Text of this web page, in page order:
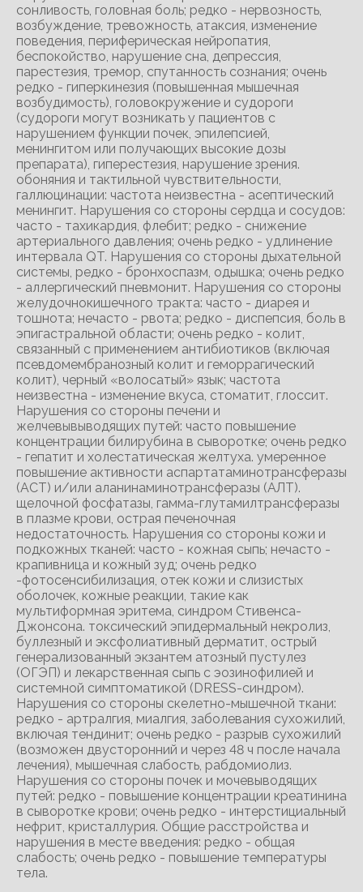
сонливость, головная боль; редко - нервозность,
возбуждение, тревожность, атаксия, изменение
поведения, периферическая нейропатия,
беспокойство, нарушение сна, депрессия,
парестезия, тремор, спутанность сознания; очень
редко - гиперкинезия (повышенная мышечная
возбудимость), головокружение и судороги
(судороги могут возникать у пациентов с
нарушением функции почек, эпилепсией,
менингитом или получающих высокие дозы
препарата), гиперестезия, нарушение зрения.
обоняния и тактильной чувствительности,
галлюцинации: частота неизвестна - асептический
менингит. Нарушения со стороны сердца и сосудов:
часто - тахикардия, флебит; редко - снижение
артериального давления; очень редко - удлинение
интервала QT. Нарушения со стороны дыхательной
системы, редко - бронхоспазм, одышка; очень редко
- аллергический пневмонит. Нарушения со стороны
желудочнокишечного тракта: часто - диарея и
тошнота; нечасто - рвота; редко - диспепсия, боль в
эпигастральной области; очень редко - колит,
связанный с применением антибиотиков (включая
псевдомембранозный колит и геморрагический
колит), черный «волосатый» язык; частота
неизвестна - изменение вкуса, стоматит, глоссит.
Нарушения со стороны печени и
желчевывыводящих путей: часто повышение
концентрации билирубина в сыворотке; очень редко
- гепатит и холестатическая желтуха. умеренное
повышение активности аспартатаминотрансферазы
(ACT) и/или аланинаминотрансферазы (АЛТ).
щелочной фосфатазы, гамма-глутамилтрансферазы
в плазме крови, острая печеночная
недостаточность. Нарушения со стороны кожи и
подкожных тканей: часто - кожная сыпь; нечасто -
крапивница и кожный зуд; очень редко
-фотосенсибилизация, отек кожи и слизистых
оболочек, кожные реакции, такие как
мультиформная эритема, синдром Стивенса-
Джонсона. токсический эпидермальный некролиз,
буллезный и эксфолиативный дерматит, острый
генерализованный экзантем атозный пустулез
(ОГЭП) и лекарственная сыпь с эозинофилией и
системной симптоматикой (DRESS-синдром).
Нарушения со стороны скелетно-мышечной ткани:
редко - артралгия, миалгия, заболевания сухожилий,
включая тендинит; очень редко - разрыв сухожилий
(возможен двусторонний и через 48 ч после начала
лечения), мышечная слабость, рабдомиолиз.
Нарушения со стороны почек и мочевыводящих
путей: редко - повышение концентрации креатинина
в сыворотке крови; очень редко - интерстициальный
нефрит, кристаллурия. Общие расстройства и
нарушения в месте введения: редко - общая
слабость; очень редко - повышение температуры
тела.